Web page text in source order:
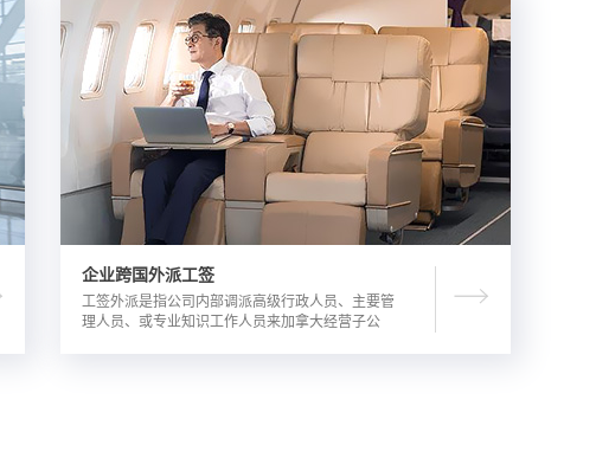
企业跨国外派工签
工签外派是指公司内部调派高级行政人员、主要管
理人员、或专业知识工作人员来加拿大经营子公